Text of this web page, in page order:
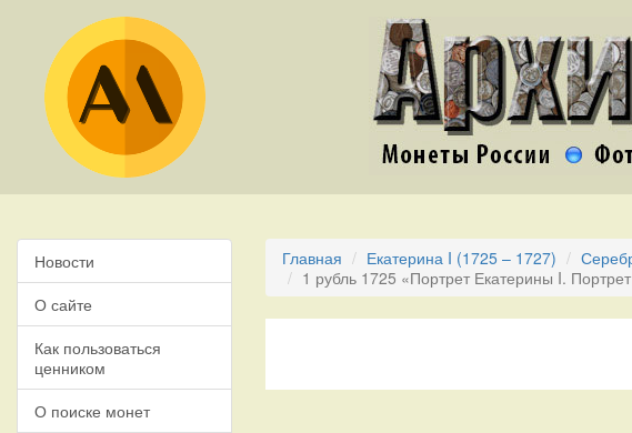
Новости
О сайте
Как пользоваться
ценником
О поиске монет
Главная Екатерина I (1725 – 1727)
1 рубль 1725 «Портрет Екатерины I.